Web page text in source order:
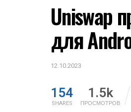
Uniswap
для
12.10.2023
154
SHARES
1.5k
ПРОСМОТРОВ